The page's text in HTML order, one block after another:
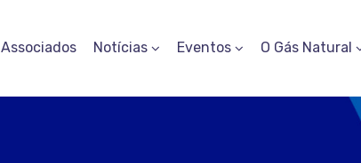
Associados Notícias Eventos O Gás Natural